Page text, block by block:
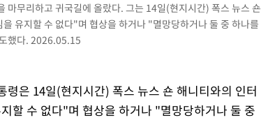
임
무리하고 귀국길에 올랐다. 그는 14일(현지시간) 폭스 뉴스 숀
유지할 수 없다"며 협상을 하거나 "멸망당하거나 둘 중 하나를
했다. 2026.05.15
은 14일(현지시간) 폭스 뉴스 숀 해니티와의 인터
할 수 없다"며 협상을 하거나 "멸망당하거나 둘 중